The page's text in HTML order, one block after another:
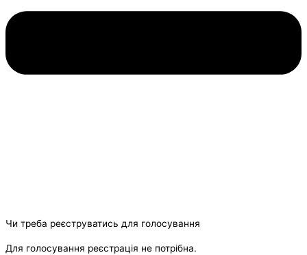
Чи треба реєструватись для голосування
Для голосування реєстрація не потрібна.